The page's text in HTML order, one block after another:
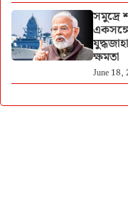
সমুদ্রে
ক্ষমতা
June 18,